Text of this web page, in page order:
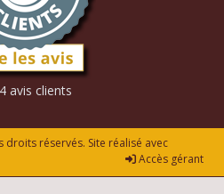
avis clients
réservés. Site réalisé avec
Accès gérant